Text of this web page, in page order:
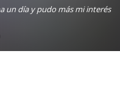
un día y pudo más mi interés